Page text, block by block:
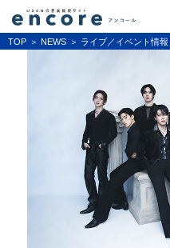
TOP NEWS ライブ／イベント情報